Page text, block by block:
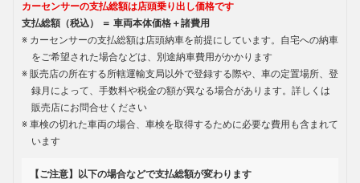
カーセンサーの支払総額は店頭乗り出し価格です
支払総額（税込） ＝ 車両本体価格＋諸費用
カーセンサーの支払総額は店頭納車を前提にしています。自宅への納車
をご希望された場合などは、別途納車費用がかかります
販売店の所在する所轄運輸支局以外で登録する際や、車の定置場所、登
録月によって、手数料や税金の額が異なる場合があります。詳しくは
販売店にお問合せください
車検の切れた車両の場合、車検を取得するために必要な費用も含まれて
います
【ご注意】以下の場合などで支払総額が変わります